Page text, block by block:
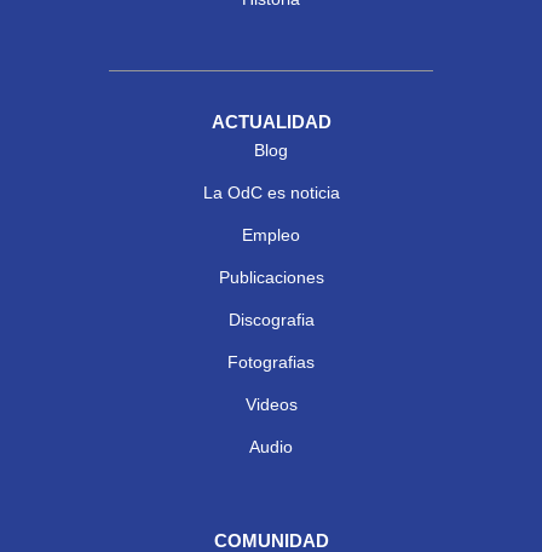
ACTUALIDAD
Blog
La OdC es noticia
Empleo
Publicaciones
Discografia
Fotografias
Videos
Audio
COMUNIDAD